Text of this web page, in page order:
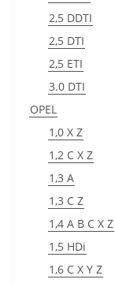
2,5 DDTI
2,5 DTI
2,5 ETI
3.0 DTI
OPEL
1,0 X Z
1,2 C X Z
1,3 A
1,3 C Z
1,4 A B C X Z
1,5 HDi
1,6 C X Y Z